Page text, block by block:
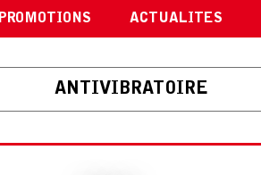
PROMOTIONS ACTUALITES
ANTIVIBRATOIRE